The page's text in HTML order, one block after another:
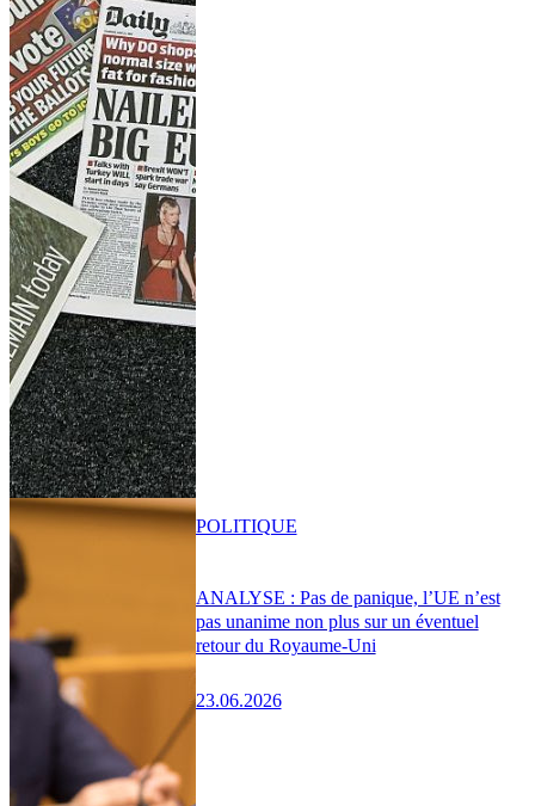
ANALYSE : Pas de panique, l’UE n’est
pas unanime non plus sur un éventuel
retour du Royaume-Uni
23.06.2026
POLITIQUE